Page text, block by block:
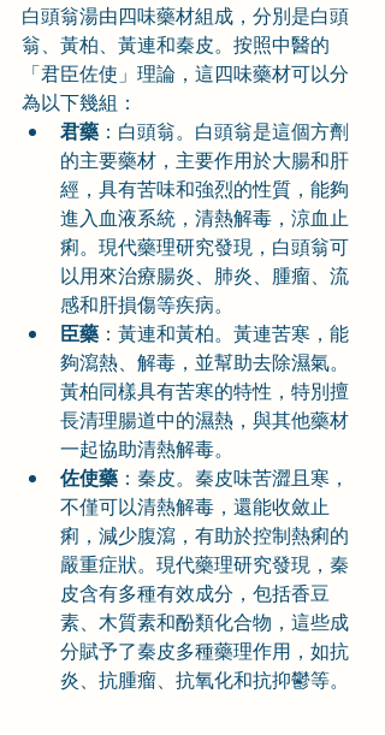
白頭翁湯由四味藥材組成，分別是白頭
翁、黃柏、黃連和秦皮。按照中醫的
「君臣佐使」理論，這四味藥材可以分
為以下幾組：
君藥 ：白頭翁。白頭翁是這個方劑
的主要藥材，主要作用於大腸和肝
經，具有苦味和強烈的性質，能夠
進入血液系統，清熱解毒，涼血止
痢。現代藥理研究發現，白頭翁可
以用來治療腸炎、肺炎、腫瘤、流
感和肝損傷等疾病。
臣藥 ：黃連和黃柏。黃連苦寒，能
夠瀉熱、解毒，並幫助去除濕氣。
黃柏同樣具有苦寒的特性，特別擅
長清理腸道中的濕熱，與其他藥材
一起協助清熱解毒。
佐使藥 ：秦皮。秦皮味苦澀且寒，
不僅可以清熱解毒，還能收斂止
痢，減少腹瀉，有助於控制熱痢的
嚴重症狀。現代藥理研究發現，秦
皮含有多種有效成分，包括香豆
素、木質素和酚類化合物，這些成
分賦予了秦皮多種藥理作用，如抗
炎、抗腫瘤、抗氧化和抗抑鬱等。